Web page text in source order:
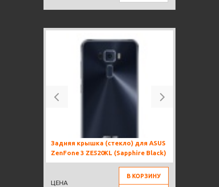
Previous
Задняя крышка (стекло) для ASUS
ZenFone 3 ZE520KL (Sapphire Black)
ЦЕНА
В КОРЗИНУ